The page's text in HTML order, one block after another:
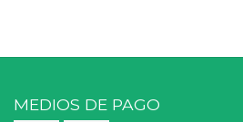
MEDIOS DE PAGO